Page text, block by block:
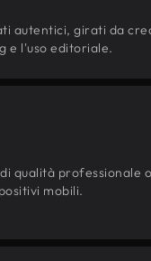
autentici, girati da
e l'uso editoriale.
qualità professionale
mobili.